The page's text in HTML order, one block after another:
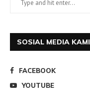
SOSIAL MEDIA KAMI
FACEBOOK
YOUTUBE